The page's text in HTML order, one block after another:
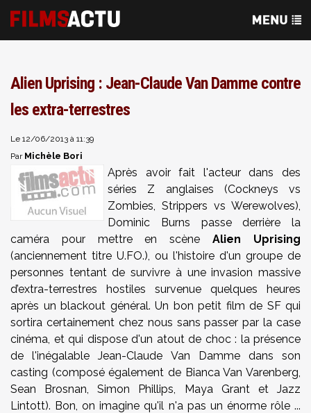
Alien Uprising : Jean-Claude Van Damme contre
les extra-terrestres
Le 12/06/2013 à 11:39
Par Michèle Bori
Après avoir fait l'acteur dans des
séries Z anglaises (Cockneys vs
Zombies, Strippers vs Werewolves),
Dominic Burns passe derrière la
caméra pour mettre en scèneAlien Uprising
(anciennement titre U.FO.), ou l'histoire d'un groupe de
personnes tentant de survivre à une invasion massive
d’extra-terrestres hostiles survenue quelques heures
après un blackout général. Un bon petit film de SF qui
sortira certainement chez nous sans passer par la case
cinéma, et qui dispose d'un atout de choc : la présence
de l'inégalable Jean-Claude Van Damme dans son
casting (composé également de Bianca Van Varenberg,
Sean Brosnan,Simon Phillips, Maya GrantetJazz
Lintott). Bon, on imagine qu'il n'a pas un énorme rôle ...